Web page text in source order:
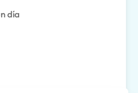
día